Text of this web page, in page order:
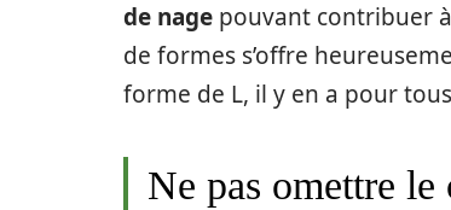
de nage pouvant contribuer à
de formes s’offre
forme de L, il y en a pour
Ne pas omettre